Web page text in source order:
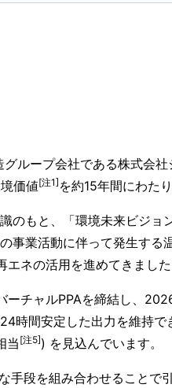
ループ会社である株式会
価値[注1] を約15年間にわた
のもと、「環境未来ビジ
事業活動に伴って発生す
ネの活用を進めてきまし
チャルPPAを締結し、
時間安定した出力を維持
当 [注5]) を見込んでいます。
段を組み合わせることで